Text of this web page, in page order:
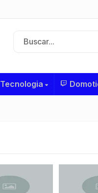
Tecnologia